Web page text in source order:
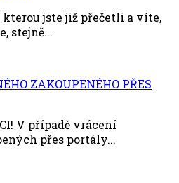
jste již přečetli a víte,
stejně...
ZAKOUPENÉHO PŘES
V případě vrácení
přes portály...